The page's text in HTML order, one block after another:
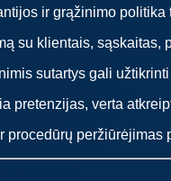
ir grąžinimo
su klientais, sąskaitas,
sutartys gali
pretenzijas, verta
procedūrų peržiūrėjimas